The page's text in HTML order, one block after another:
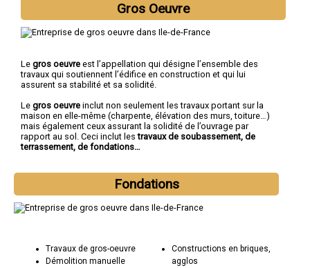
Gros Oeuvre
Le gros oeuvre est l’appellation qui désigne l’ensemble des
travaux qui soutiennent l’édifice en construction et qui lui
assurent sa stabilité et sa solidité.
Le gros oeuvre inclut non seulement les travaux portant sur la
maison en elle-même (charpente, élévation des murs, toiture…)
mais également ceux assurant la solidité de l’ouvrage par
rapport au sol. Ceci inclut lestravaux de soubassement, de
terrassement, de fondations…
Fondations
Travaux de gros-oeuvre
Démolition manuelle
Constructions en briques,
agglos